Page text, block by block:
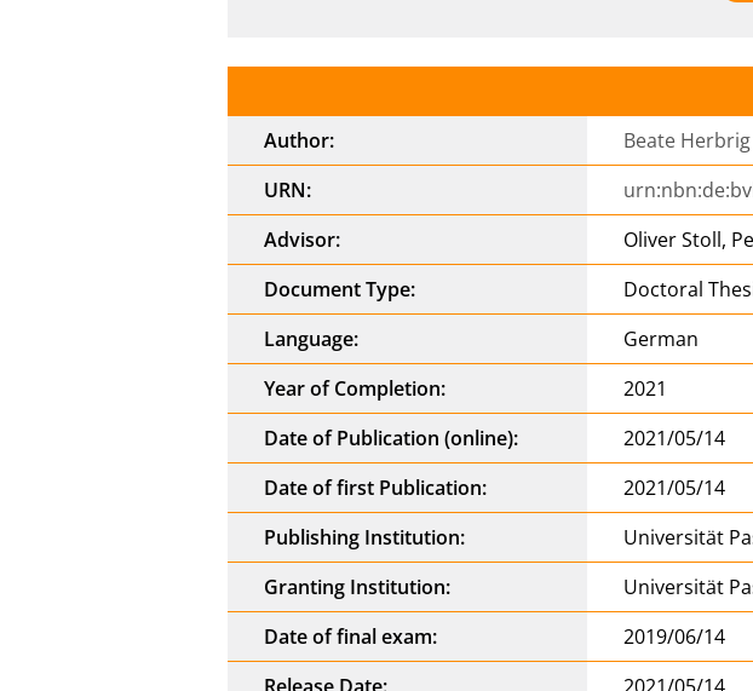
Author:
Beate Herbrig
URN:
Advisor:
Oliver Stoll,
Document Type:
Doctoral
Language:
German
Year of Completion:
2021
Date of Publication (online):
2021/05/14
Date of first Publication:
2021/05/14
Publishing Institution:
Universität
Granting Institution:
Universität
Date of final exam:
2019/06/14